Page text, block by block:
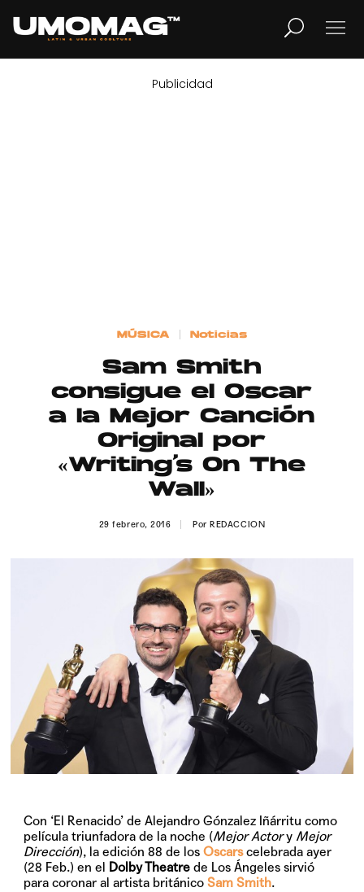
LIFESTYLE
Contacto
Aviso Legal
© 2015-2022 UMOMAG. PROPIEDAD DE UMO agency. TODOS LOS
Publicidad
MÚSICA Noticias
Sam Smith
consigue el Oscar
a la Mejor Canción
Original por
«Writing’s On The
Wall»
29 febrero, 2016 PorREDACCION
Con ‘El Renacido’ de Alejandro Gónzalez Iñárritu como
película triunfadora de la noche (Mejor Actory Mejor
Dirección), la edición 88 de losOscarscelebrada ayer
(28 Feb.) en el Dolby Theatre de Los Ángeles sirvió
para coronar al artista británicoSam Smith.